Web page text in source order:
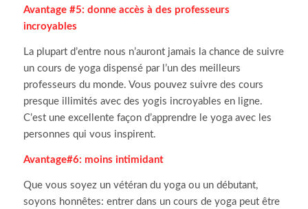
Avantage #5: donne accès à des professeurs
incroyables
La plupart d’entre nous n’auront jamais la chance de suivre
un cours de yoga dispensé par l’un des meilleurs
professeurs du monde. Vous pouvez suivre des cours
presque illimités avec des yogis incroyables en ligne.
C’est une excellente façon d’apprendre le yoga avec les
personnes qui vous inspirent.
Avantage#6: moins intimidant
Que vous soyez un vétéran du yoga ou un débutant,
soyons honnêtes: entrer dans un cours de yoga peut être